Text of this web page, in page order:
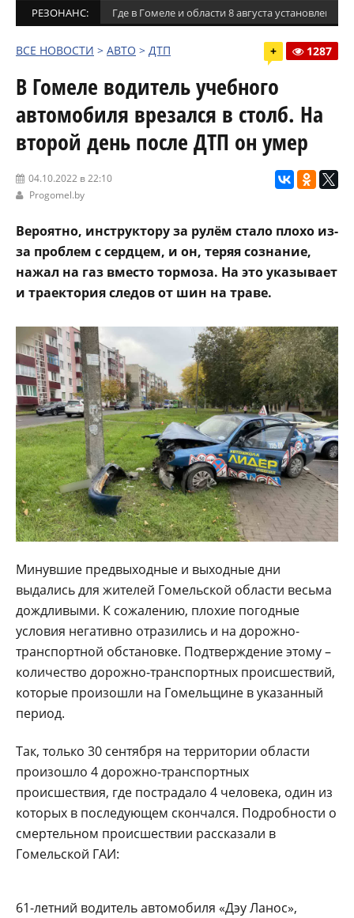
РЕЗОНАНС: Где в Гомеле и области 8 августа установлены
ВСЕ НОВОСТИ > АВТО > ДТП + 1287
В Гомеле водитель учебного
автомобиля врезался в столб. На
второй день после ДТП он умер
04.10.2022 в 22:10
Progomel.by
Вероятно, инструктору за рулём стало плохо из-
за проблем с сердцем, и он, теряя сознание,
нажал на газ вместо тормоза. На это указывает
и траектория следов от шин на траве.
Минувшие предвыходные и выходные дни
выдались для жителей Гомельской области весьма
дождливыми. К сожалению, плохие погодные
условия негативно отразились и на дорожно-
транспортной обстановке. Подтверждение этому –
количество дорожно-транспортных происшествий,
которые произошли на Гомельщине в указанный
период.
Так, только 30 сентября на территории области
произошло 4 дорожно-транспортных
происшествия, где пострадало 4 человека, один из
которых в последующем скончался. Подробности о
смертельном происшествии рассказали в
Гомельской ГАИ:
61-летний водитель автомобиля «Дэу Ланос»,